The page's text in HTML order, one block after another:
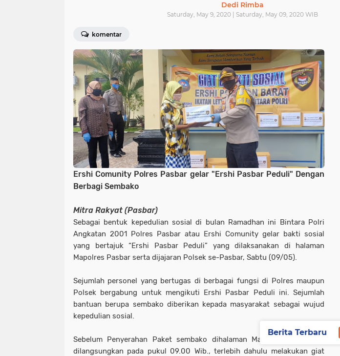
Dedi Rimba
Saturday, May 9, 2020 | Saturday, May 09, 2020 WIB
komentar
Ershi Comunity Polres Pasbar gelar "Ershi Pasbar Peduli" Dengan
Berbagi Sembako
Mitra Rakyat (Pasbar)
Sebagai bentuk kepedulian sosial di bulan Ramadhan ini Bintara Polri
Angkatan 2001 Polres Pasbar atau Ershi Comunity gelar bakti sosial
yang bertajuk “Ershi Pasbar Peduli” yang dilaksanakan di halaman
Mapolres Pasbar serta dijajaran Polsek se-Pasbar, Sabtu (09/05).
Sejumlah personel yang bertugas di berbagai fungsi di Polres maupun
Polsek bergabung untuk mengikuti Ershi Pasbar Peduli ini. Sejumlah
bantuan berupa sembako diberikan kepada masyarakat sebagai wujud
kepedulian sosial.
Sebelum Penyerahan Paket sembako dihalaman Mapolres Pasbar ini
dilangsungkan pada pukul 09.00 Wib., terlebih dahulu melakukan giat
Berita Terbaru